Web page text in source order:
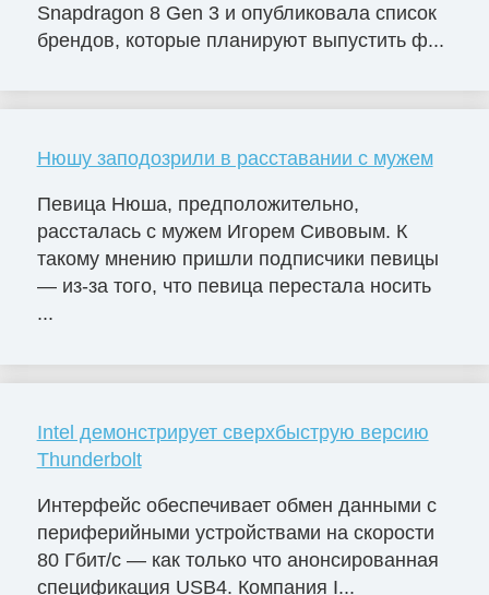
Snapdragon 8 Gen 3 и опубликовала список
брендов, которые планируют выпустить ф...
Нюшу заподозрили в расставании с мужем
Певица Нюша, предположительно,
рассталась с мужем Игорем Сивовым. К
такому мнению пришли подписчики певицы
— из-за того, что певица перестала носить
...
Intel демонстрирует сверхбыструю версию
Thunderbolt
Интерфейс обеспечивает обмен данными с
периферийными устройствами на скорости
80 Гбит/с — как только что анонсированная
спецификация USB4. Компания I...